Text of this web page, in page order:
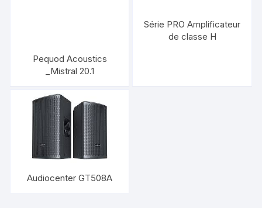
Pequod Acoustics
_Mistral 20.1
Série PRO Amplificateur
de classe H
Audiocenter GT508A